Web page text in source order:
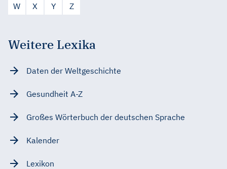
W
X Y Z
Weitere Lexika
Daten der Weltgeschichte
Gesundheit A-Z
Großes Wörterbuch der deutschen Sprache
Kalender
Lexikon